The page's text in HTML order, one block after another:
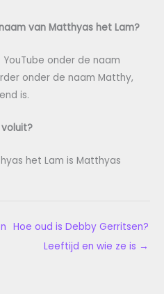
van Matthyas het Lam?
onder de naam
onder de naam Matthy,
is.
het Lam is Matthyas
Hoe oud is Debby Gerritsen?
Leeftijd en wie ze is →